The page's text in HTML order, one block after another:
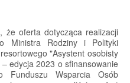
że oferta dotycząca realizacji
Ministra Rodziny i Polityki
"Asystent osobisty
edycja 2023 o sfinansowanie
Funduszu Wsparcia Osób